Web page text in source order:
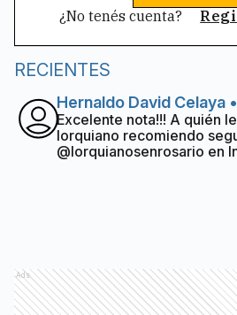
¿No tenés cuenta?
RECIENTES
Hernaldo David Celaya •
Excelente nota!!! A quién
lorquiano recomiendo
@lorquianosenrosario en
Ads